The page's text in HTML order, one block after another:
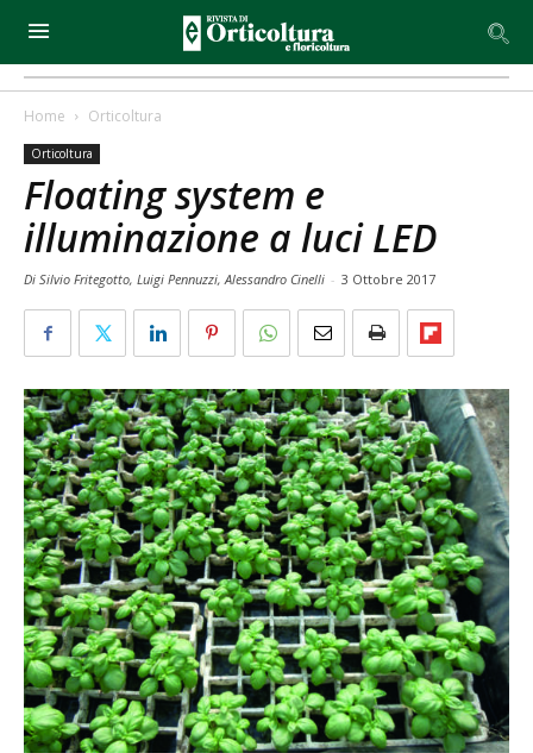
Home Orticoltura
Orticoltura
Floating system e
illuminazione a luci LED
Di Silvio Fritegotto, Luigi Pennuzzi, Alessandro Cinelli - 3 Ottobre 2017